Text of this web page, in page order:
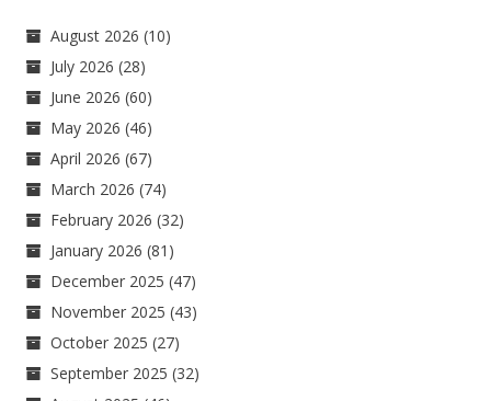
August 2026 (10)
July 2026 (28)
June 2026 (60)
May 2026 (46)
April 2026 (67)
March 2026 (74)
February 2026 (32)
January 2026 (81)
December 2025 (47)
November 2025 (43)
October 2025 (27)
September 2025 (32)